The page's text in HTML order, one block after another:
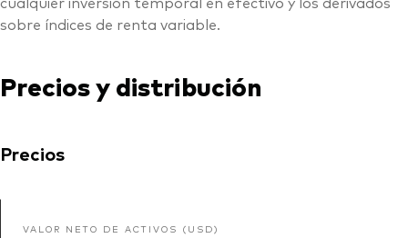
sobre índices de renta variable.
Precios y distribución
Precios
VALOR NETO DE ACTIVOS (USD)